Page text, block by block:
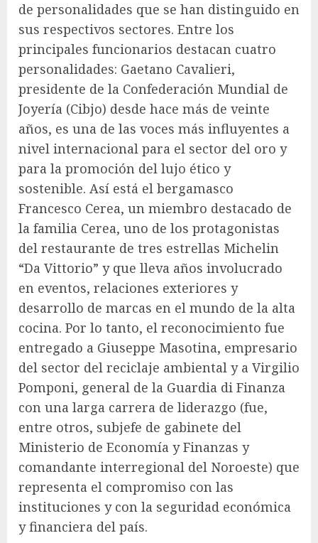
de personalidades que se han distinguido en
sus respectivos sectores. Entre los
principales funcionarios destacan cuatro
personalidades: Gaetano Cavalieri,
presidente de la Confederación Mundial de
Joyería (Cibjo) desde hace más de veinte
años, es una de las voces más influyentes a
nivel internacional para el sector del oro y
para la promoción del lujo ético y
sostenible. Así está el bergamasco
Francesco Cerea, un miembro destacado de
la familia Cerea, uno de los protagonistas
del restaurante de tres estrellas Michelin
“Da Vittorio” y que lleva años involucrado
en eventos, relaciones exteriores y
desarrollo de marcas en el mundo de la alta
cocina. Por lo tanto, el reconocimiento fue
entregado a Giuseppe Masotina, empresario
del sector del reciclaje ambiental y a Virgilio
Pomponi, general de la Guardia di Finanza
con una larga carrera de liderazgo (fue,
entre otros, subjefe de gabinete del
Ministerio de Economía y Finanzas y
comandante interregional del Noroeste) que
representa el compromiso con las
instituciones y con la seguridad económica
y financiera del país.